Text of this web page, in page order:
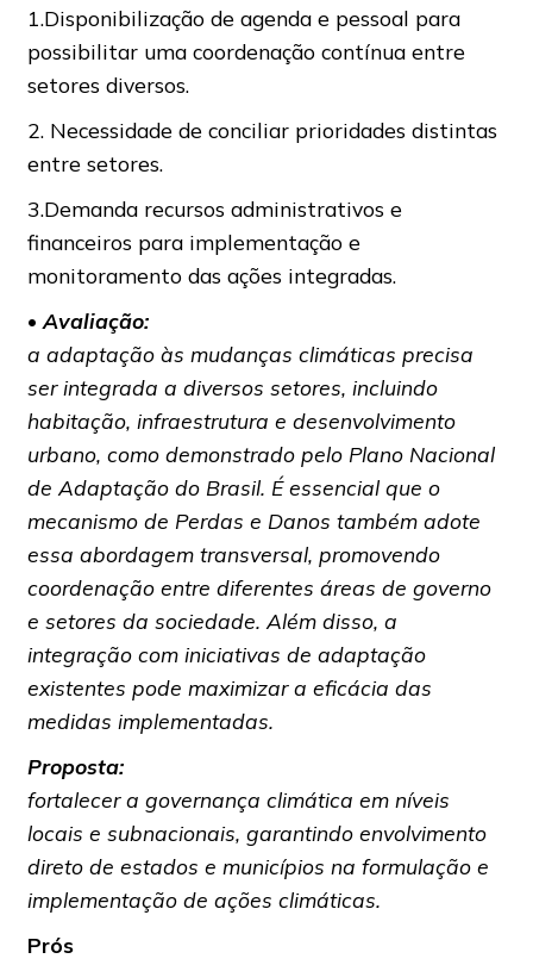
1.Disponibilização de agenda e pessoal para
possibilitar uma coordenação contínua entre
setores diversos.
2. Necessidade de conciliar prioridades distintas
entre setores.
3.Demanda recursos administrativos e
financeiros para implementação e
monitoramento das ações integradas.
• Avaliação:
a adaptação às mudanças climáticas precisa
ser integrada a diversos setores, incluindo
habitação, infraestrutura e desenvolvimento
urbano, como demonstrado pelo Plano Nacional
de Adaptação do Brasil. É essencial que o
mecanismo de Perdas e Danos também adote
essa abordagem transversal, promovendo
coordenação entre diferentes áreas de governo
e setores da sociedade. Além disso, a
integração com iniciativas de adaptação
existentes pode maximizar a eficácia das
medidas implementadas.
Proposta:
fortalecer a governança climática em níveis
locais e subnacionais, garantindo envolvimento
direto de estados e municípios na formulação e
implementação de ações climáticas.
Prós